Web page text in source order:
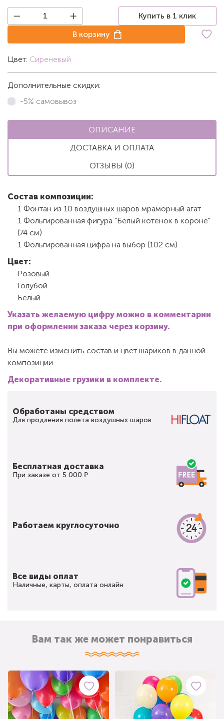
Купить в 1 клик
В корзину
Цвет: Сиреневый
Дополнительные скидки:
-5% самовывоз
ОПИСАНИЕ
ДОСТАВКА И ОПЛАТА
ОТЗЫВЫ (0)
Состав композиции:
1 Фонтан из 10 воздушных шаров мраморный агат
1 Фольгированная фигура "Белый котенок в короне"
(74 см)
1 Фольгированная цифра на выбор (102 см)
Цвет:
Розовый
Голубой
Белый
Указать желаемую цифру можно в комментарии
при оформлении заказа через корзину.
Вы можете изменить состав и цвет шариков в данной
композиции.
Декоративные грузики в комплекте.
Обработаны средством
Для продления полета воздушных шаров
Бесплатная доставка
При заказе от 5 000 ₽
Работаем круглосуточно
Все виды оплат
Наличные, карты, оплата онлайн
Вам так же может понравиться